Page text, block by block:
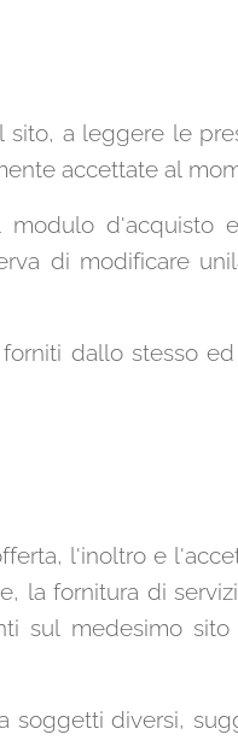
a leggere le
accettate al
d'acquisto
di modificare
dallo stesso
l'inoltro e
la fornitura di
sul medesimo
soggetti diversi,